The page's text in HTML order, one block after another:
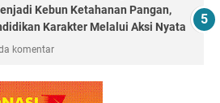
Kebun Ketahanan Pangan,
Karakter Melalui Aksi Nyata
komentar